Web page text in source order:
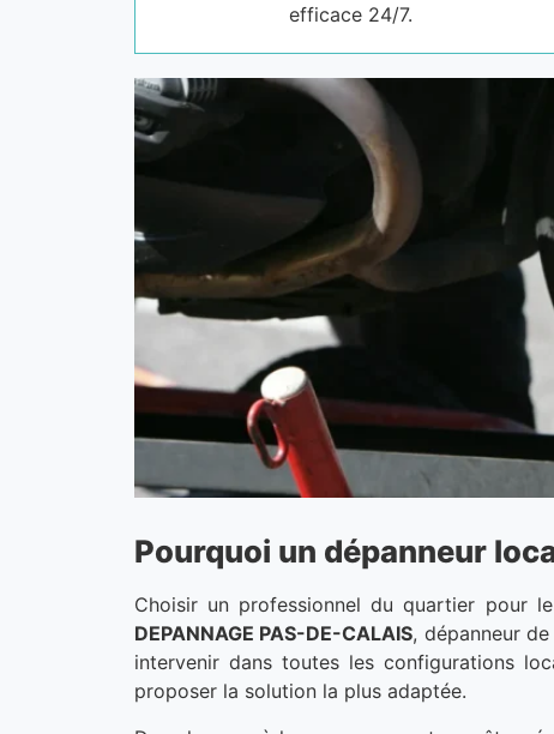
efficace 24/7.
Pourquoi un dépanneur
Choisir un professionnel du quartier pour
DEPANNAGE PAS-DE-CALAIS, dépanneur
intervenir dans toutes les configurations
proposer la solution la plus adaptée.